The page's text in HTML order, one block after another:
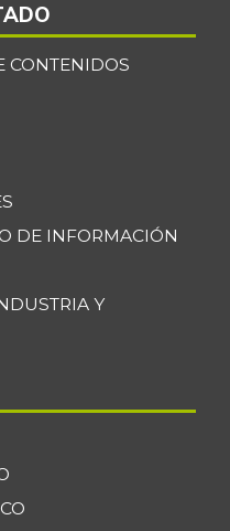
CONTENIDOS
DE INFORMACIÓN
Y